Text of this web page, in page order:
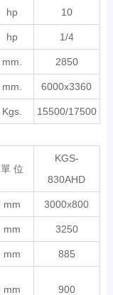
hp 10
hp 1/4
mm. 2850
mm. 6000x3360
Kgs. 15500/17500
單 位
KGS-
830AHD
mm 3000x800
mm 3250
mm 885
mm 900